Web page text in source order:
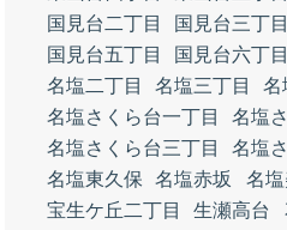
国見台二丁目
国見台三丁目
国見台五丁目
国見台六丁目
名塩二丁目
名塩三丁目
名
名塩さくら台一丁目
名塩
名塩さくら台三丁目
名塩
名塩東久保
名塩赤坂 名
宝生ケ丘二丁目
生瀬高台